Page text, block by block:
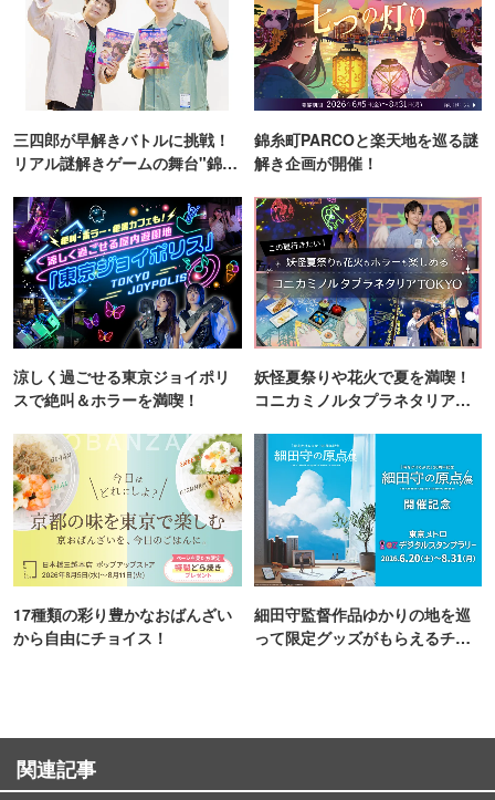
三四郎が早解きバトルに挑戦！
リアル謎解きゲームの舞台"錦糸
錦糸町PARCOと楽天地を巡る謎
解き企画が開催！
涼しく過ごせる東京ジョイポリ
スで絶叫＆ホラーを満喫！
妖怪夏祭りや花火で夏を満喫！
コニカミノルタプラネタリア
17種類の彩り豊かなおばんざい
から自由にチョイス！
細田守監督作品ゆかりの地を巡
って限定グッズがもらえるチャ
関連記事